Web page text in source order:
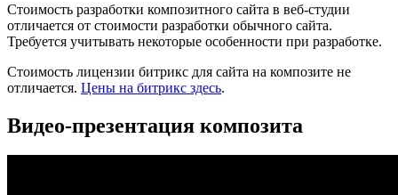
Стоимость разработки композитного сайта в веб-студии
отличается от стоимости разработки обычного сайта.
Требуется учитывать некоторые особенности при разработке.
Стоимость лицензии битрикс для сайта на композите не
отличается. Цены на битрикс здесь.
Видео-презентация композита